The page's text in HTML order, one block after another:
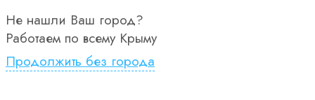
Не нашли Ваш город?
Работаем по всему Крыму
Продолжить без города